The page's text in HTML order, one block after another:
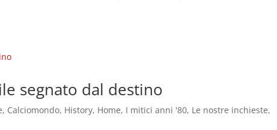
segnato dal destino
, Calciomondo, History, Home, I mitici anni '80, Le nostre inchieste,